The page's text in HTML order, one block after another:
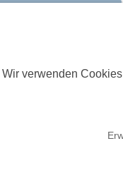
Wir verwenden
Gesundbrunnen